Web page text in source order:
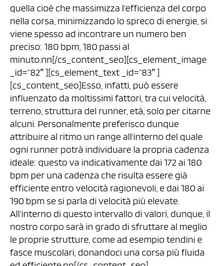
quella cioè che massimizza l’efficienza del corpo
nella corsa, minimizzando lo spreco di energie, si
viene spesso ad incontrare un numero ben
preciso: 180 bpm, 180 passi al
minuto.nn[/cs_content_seo][cs_element_image
_id=”82″ ][cs_element_text _id=”83″ ]
[cs_content_seo]Esso, infatti, può essere
influenzato da moltissimi fattori, tra cui velocità,
terreno, struttura del runner, età, solo per citarne
alcuni. Personalmente preferisco dunque
attribuire al ritmo un range all’interno del quale
ogni runner potrà individuare la propria cadenza
ideale: questo va indicativamente dai 172 ai 180
bpm per una cadenza che risulta essere già
efficiente entro velocità ragionevoli, e dai 180 ai
190 bpm se si parla di velocità più elevate.
All’interno di questo intervallo di valori, dunque, il
nostro corpo sarà in grado di sfruttare al meglio
le proprie strutture, come ad esempio tendini e
fasce muscolari, donandoci una corsa più fluida